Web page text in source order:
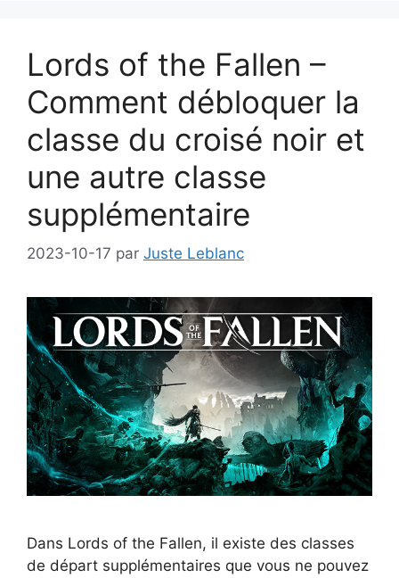
Lords of the Fallen –
Comment débloquer la
classe du croisé noir et
une autre classe
supplémentaire
2023-10-17 par Juste Leblanc
Dans Lords of the Fallen, il existe des classes
de départ supplémentaires que vous ne pouvez